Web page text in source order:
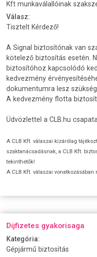
Kft munkaválallóinak
Válasz:
Tisztelt Kérdező!
A Signal biztosítónak van
kötelező biztosítás esetén.
biztosítóhoz kapcsolódó
kedvezmény
dokumentumra lesz
A kedvezmény flotta
Üdvözlettel a CLB.hu
A CLB Kft. válaszai kizárólag
szaktanácsadásnak, a CLB Kft.
tekinthetők!
A CLB Kft. válaszai
Dijfizetes gyakorisaga
Kategória:
Gépjármű biztosítás